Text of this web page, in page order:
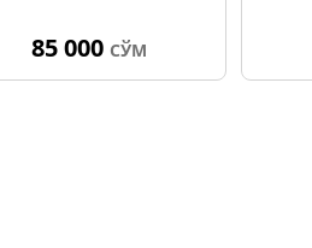
85 000 СЎМ